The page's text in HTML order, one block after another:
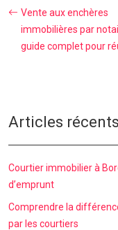
Vente aux enchères
immobilières par
guide complet pour
Articles récents
Courtier immobilier à
d’emprunt
Comprendre la
par les courtiers